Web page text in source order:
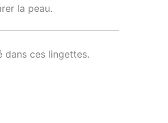
la peau.
dans ces lingettes.